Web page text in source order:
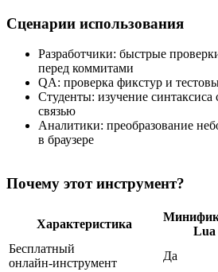
Сценарии использования
Разработчики: быстрые
перед коммитами
QA: проверка фикстур и
Студенты: изучение
связью
Аналитики: преобразование
в браузере
Почему этот инструмент?
Характеристика
Lua
Бесплатный
онлайн‑инструмент
Да